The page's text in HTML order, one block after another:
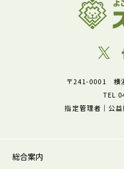
〒241-0001 横
TEL
指定管理者｜公
総合案内